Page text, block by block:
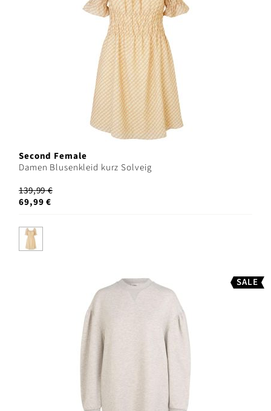
Second Female
Damen Blusenkleid kurz Solveig
139,99 €
69,99 €
SALE